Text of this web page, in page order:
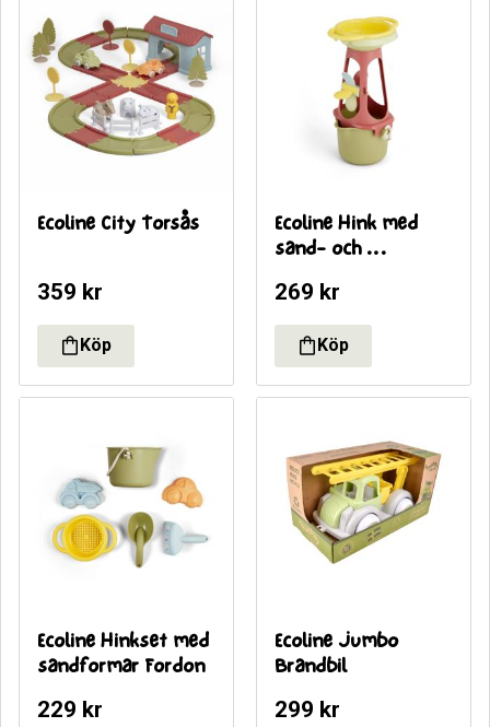
Ecoline City Torsås
359 kr
Ecoline Hink med
sand- och
269 kr
Ecoline Hinkset med
sandformar Fordon
229 kr
Ecoline Jumbo
Brandbil
299 kr